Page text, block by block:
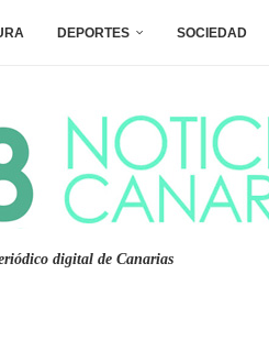
DEPORTES SOCIEDAD
digital de Canarias